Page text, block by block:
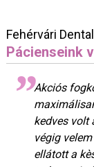
Fehérvári
Pácienseink
Akciós
kedves volt
végig
ellátott a